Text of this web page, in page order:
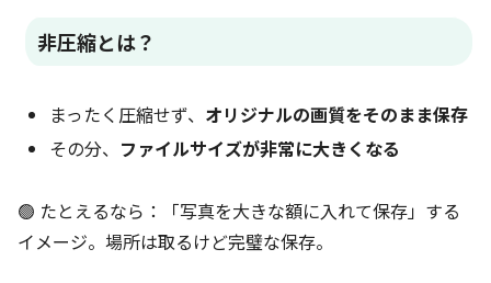
非圧縮とは？
まったく圧縮せず、 オリジナルの画質をそのまま保存
その分、 ファイルサイズが非常に大きくなる
🟢 たとえるなら：「写真を大きな額に入れて保存」する
イメージ。場所は取るけど完璧な保存。